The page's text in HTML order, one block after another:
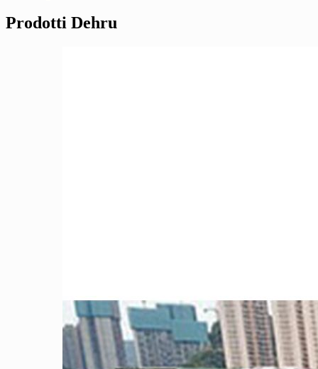
Prodotti Dehru